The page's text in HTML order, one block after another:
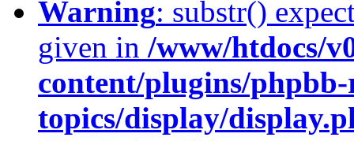
Warning: substr()
given in /www/htdocs/
content/plugins/phpbb-
topics/display/